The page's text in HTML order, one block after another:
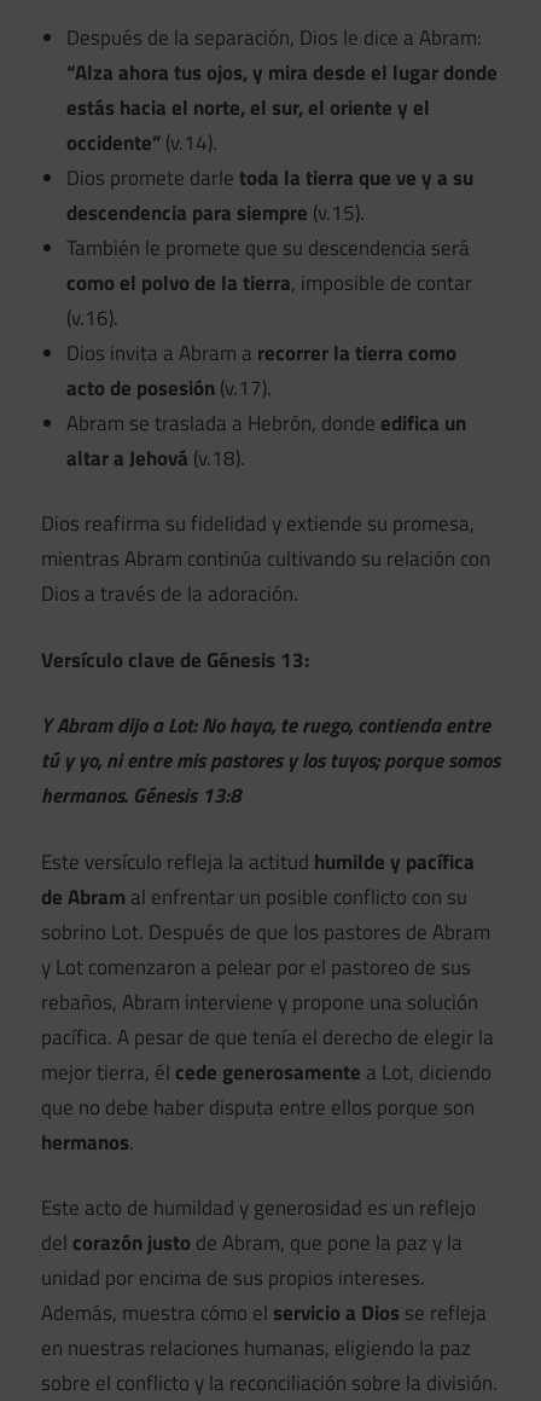
Después de la separación, Dios le dice a Abram:
“Alza ahora tus ojos, y mira desde el lugar donde
estás hacia el norte, el sur, el oriente y el
occidente”(v.14).
Dios promete darletoda la tierra que ve y a su
descendencia para siempre (v.15).
También le promete que su descendencia será
como el polvo de la tierra, imposible de contar
(v.16).
Dios invita a Abram a recorrer la tierra como
acto de posesión(v.17).
Abram se traslada a Hebrón, donde edifica un
altar a Jehová (v.18).
Dios reafirma su fidelidad y extiende su promesa,
mientras Abram continúa cultivando su relación con
Dios a través de la adoración.
Versículo clave de Génesis 13:
Y Abram dijo a Lot: No haya, te ruego, contienda entre
tú y yo, ni entre mis pastores y los tuyos; porque somos
hermanos. Génesis 13:8
Este versículo refleja la actitud humilde y pacífica
de Abram al enfrentar un posible conflicto con su
sobrino Lot. Después de que los pastores de Abram
y Lot comenzaron a pelear por el pastoreo de sus
rebaños, Abram interviene y propone una solución
pacífica. A pesar de que tenía el derecho de elegir la
mejor tierra, él cede generosamente a Lot, diciendo
que no debe haber disputa entre ellos porque son
hermanos.
Este acto de humildad y generosidad es un reflejo
del corazón justo de Abram, que pone la paz y la
unidad por encima de sus propios intereses.
Además, muestra cómo el servicio a Dios se refleja
en nuestras relaciones humanas, eligiendo la paz
sobre el conflicto y la reconciliación sobre la división.